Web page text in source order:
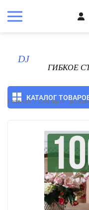
КАТАЛОГ
Главная / Скатерти